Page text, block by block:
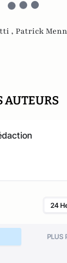
, Patrick
AUTEURS
24
PLUS